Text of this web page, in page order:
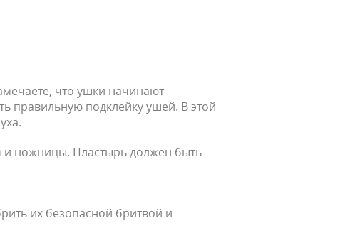
что ушки начинают
правильную подклейку ушей. В этой
и ножницы. Пластырь должен быть
их безопасной бритвой и